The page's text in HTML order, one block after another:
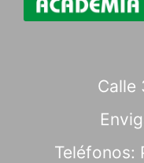
Calle
Teléfonos: